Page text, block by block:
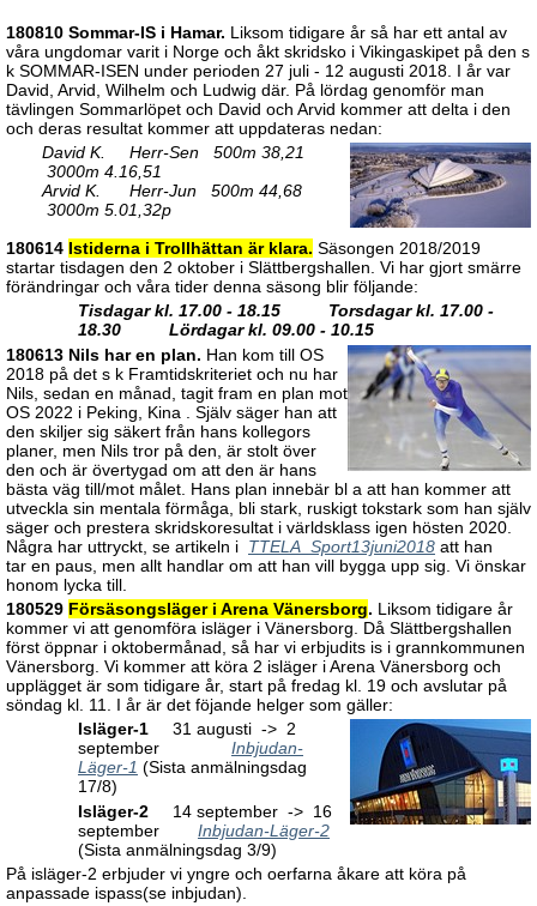
180810 Sommar-IS i Hamar. Liksom tidigare år så har ett antal av
våra ungdomar varit i Norge och åkt skridsko i Vikingaskipet på den s
k SOMMAR-ISEN under perioden 27 juli - 12 augusti 2018. I år var
David, Arvid, Wilhelm och Ludwig där. På lördag genomför man
tävlingen Sommarlöpet och David och Arvid kommer att delta i den
och deras resultat kommer att uppdateras nedan:
David K. Herr-Sen 500m 38,21
3000m 4.16,51
Arvid K. Herr-Jun 500m 44,68
3000m 5.01,32p
180614 Istiderna i Trollhättan är klara. Säsongen 2018/2019
startar tisdagen den 2 oktober i Slättbergshallen. Vi har gjort smärre
förändringar och våra tider denna säsong blir följande:
Tisdagar kl. 17.00 - 18.15 Torsdagar kl. 17.00 -
18.30 Lördagar kl. 09.00 - 10.15
180613 Nils har en plan. Han kom till OS
2018 på det s k Framtidskriteriet och nu har
Nils, sedan en månad, tagit fram en plan mot
OS 2022 i Peking, Kina . Själv säger han att
den skiljer sig säkert från hans kollegors
planer, men Nils tror på den, är stolt över
den och är övertygad om att den är hans
bästa väg till/mot målet. Hans plan innebär bl a att han kommer att
utveckla sin mentala förmåga, bli stark, ruskigt tokstark som han själv
säger och prestera skridskoresultat i världsklass igen hösten 2020.
Några har uttryckt, se artikeln i TTELA_Sport13juni2018 att han
tar en paus, men allt handlar om att han vill bygga upp sig. Vi önskar
honom lycka till.
180529 Försäsongsläger i Arena Vänersborg. Liksom tidigare år
kommer vi att genomföra isläger i Vänersborg. Då Slättbergshallen
först öppnar i oktobermånad, så har vi erbjudits is i grannkommunen
Vänersborg. Vi kommer att köra 2 isläger i Arena Vänersborg och
upplägget är som tidigare år, start på fredag kl. 19 och avslutar på
söndag kl. 11. I år är det föjande helger som gäller:
Isläger-1 31 augusti -> 2
september Inbjudan-
Läger-1 (Sista anmälningsdag
17/8)
Isläger-2 14 september -> 16
september Inbjudan-Läger-2
(Sista anmälningsdag 3/9)
På isläger-2 erbjuder vi yngre och oerfarna åkare att köra på
anpassade ispass(se inbjudan).